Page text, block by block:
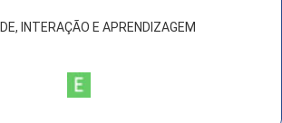
INTERAÇÃO E APRENDIZAGEM